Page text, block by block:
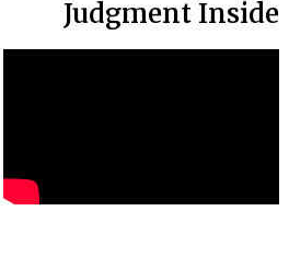
Judgment Inside